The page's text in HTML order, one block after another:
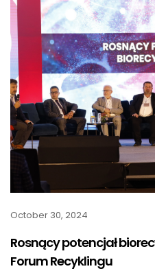
October 30, 2024
Rosnący potencjał
Forum Recyklingu